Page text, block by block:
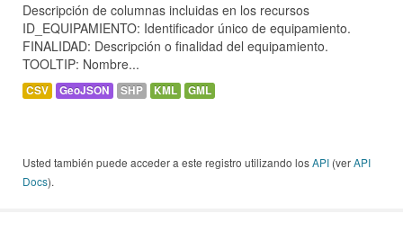
Descripción de columnas incluidas en los recursos
ID_EQUIPAMIENTO: Identificador único de equipamiento.
FINALIDAD: Descripción o finalidad del equipamiento.
TOOLTIP: Nombre...
CSV GeoJSON SHP KML GML
Usted también puede acceder a este registro utilizando losAPI (verAPI
Docs).